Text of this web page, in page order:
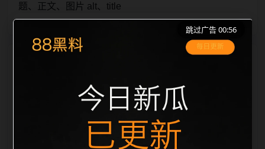
题、正文、图片 alt、title
之间识别一致主题。后续每日采集时，建议继续执行远
程图片本地化、坏图默认图兜底、标题去重和
description 长度过滤。如果同一主题下有多个相近页
面，应通过不同角度补充事件背景、访问场景、相关问
跳过广告 00:56